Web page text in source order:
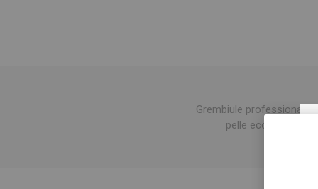
Grembiule professionale
pelle ecologica. E'